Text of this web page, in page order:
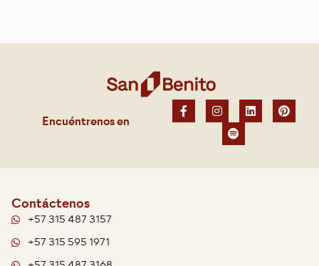
Encuéntrenos en
Contáctenos
+57 315 487 3157
+57 315 595 1971